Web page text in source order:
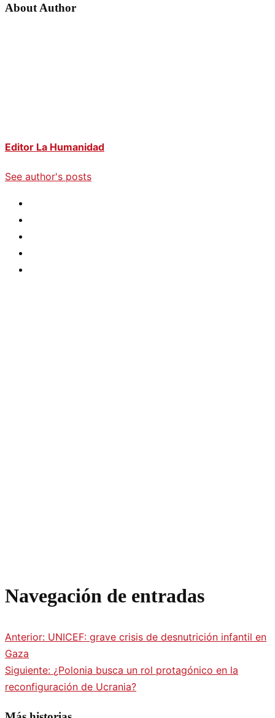
About Author
Editor La Humanidad
See author's posts
Navegación de entradas
Anterior: UNICEF: grave crisis de desnutrición infantil en
Gaza
Siguiente: ¿Polonia busca un rol protagónico en la
reconfiguración de Ucrania?